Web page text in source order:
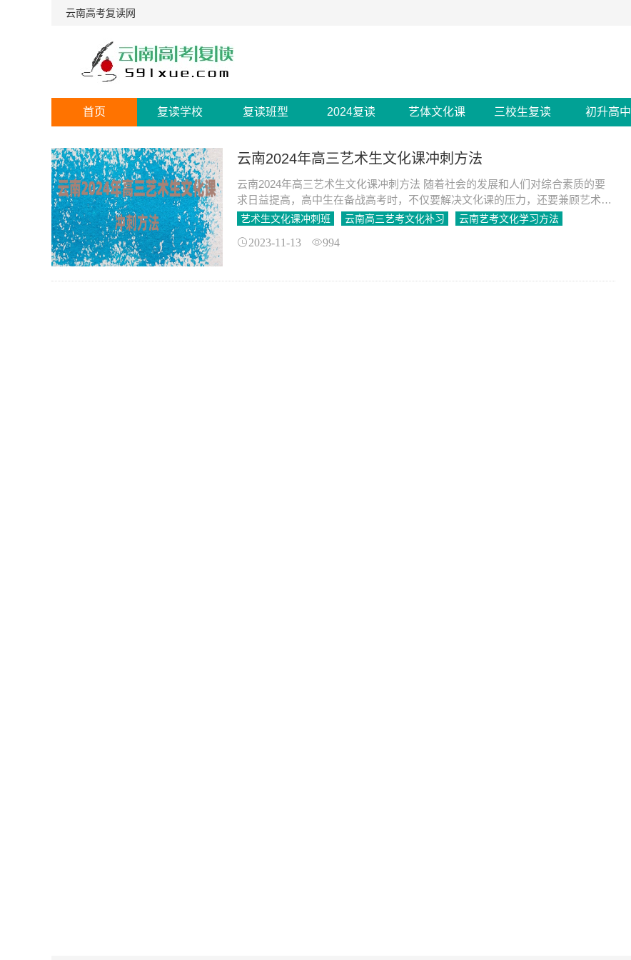
云南高考复读网
首页 复读学校 复读班型 2024复读 艺体文化课 三校生复读 初升高中
云南2024年高三艺术生文化课冲刺方法
云南2024年高三艺术生文化课冲刺方法 随着社会的发展和人们对综合素质的要
求日益提高，高中生在备战高考时，不仅要解决文化课的压力，还要兼顾艺术特
长的培养。作为云南2024年的高三艺术生，如何有效冲刺
艺术生文化课冲刺班 云南高三艺考文化补习 云南艺考文化学习方法
2023-11-13 994